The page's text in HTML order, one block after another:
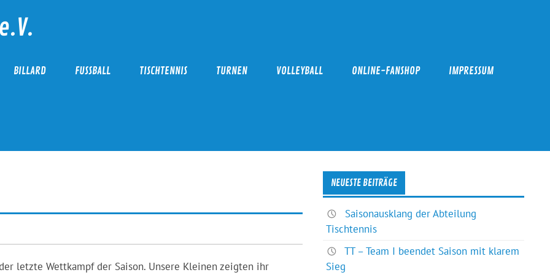
BILLARD FUSSBALL TISCHTENNIS TURNEN VOLLEYBALL ONLINE-FANSHOP IMPRESSUM
letzte Wettkampf der Saison. Unsere Kleinen zeigten ihr
NEUESTE BEITRÄGE
Saisonausklang der Abteilung
Tischtennis
TT – Team I beendet Saison mit klarem
Sieg